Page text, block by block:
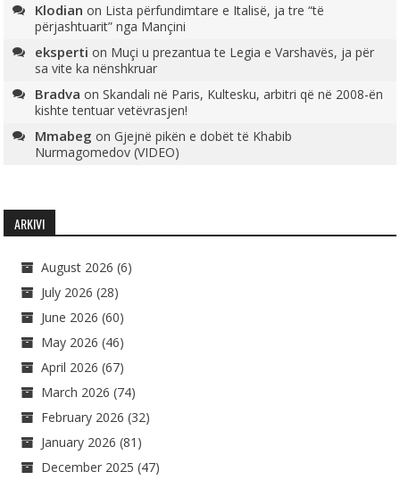
Klodian on Lista përfundimtare e Italisë, ja tre “të
përjashtuarit” nga Mançini
eksperti on Muçi u prezantua te Legia e Varshavës, ja për
sa vite ka nënshkruar
Bradva onSkandali në Paris, Kultesku, arbitri që në 2008-ën
kishte tentuar vetëvrasjen!
Mmabeg onGjejnë pikën e dobët të Khabib
Nurmagomedov (VIDEO)
ARKIVI
August 2026 (6)
July 2026 (28)
June 2026 (60)
May 2026 (46)
April 2026 (67)
March 2026 (74)
February 2026 (32)
January 2026 (81)
December 2025 (47)